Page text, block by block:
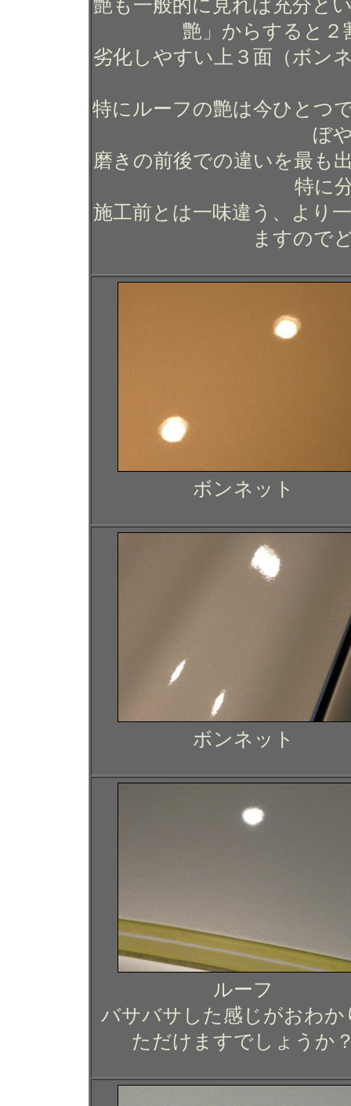
艶も一般的に見れば充分と
艶」からすると
劣化しやすい上３面（ボン
特にルーフの艶は今ひとつ
ぼ
磨きの前後での違いを最も
特に
施工前とは一味違う、より
ますので
ボンネット
ボンネット
ルーフ
バサバサした感じがおわか
ただけますでしょうか